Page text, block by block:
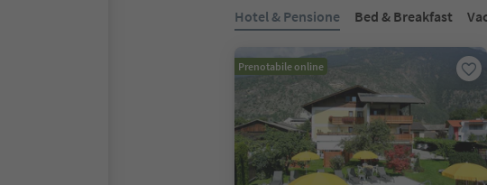
Hotel & Pensione Bed & Breakfast
Prenotabile online